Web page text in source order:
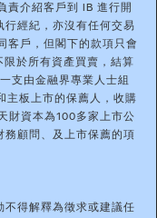
責介紹客戶到 IB 進行開
行經紀，亦沒有任何交易
客戶，但閣下的款項只會
於所有資產買賣，結算
支由金融界專業人士組
主板上市的保薦人，收購
財資本為100多家上市公
顧問、及上市保薦的項
不得解釋為徵求或建議任